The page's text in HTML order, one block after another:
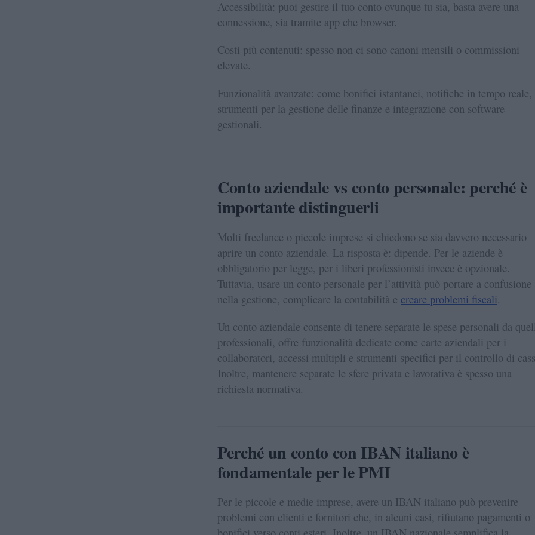
Accessibilità: puoi gestire il tuo conto ovunque tu sia, basta avere una
connessione, sia tramite app che browser.
Costi più contenuti: spesso non ci sono canoni mensili o commissioni
elevate.
Funzionalità avanzate: come bonifici istantanei, notifiche in tempo reale,
strumenti per la gestione delle finanze e integrazione con software
gestionali.
Conto aziendale vs conto personale: perché è
importante distinguerli
Molti freelance o piccole imprese si chiedono se sia davvero necessario
aprire un conto aziendale. La risposta è: dipende. Per le aziende è
obbligatorio per legge, per i liberi professionisti invece è opzionale.
Tuttavia, usare un conto personale per l’attività può portare a confusione
nella gestione, complicare la contabilità e creare problemi fiscali.
Un conto aziendale consente di tenere separate le spese personali da
professionali, offre funzionalità dedicate come carte aziendali per i
collaboratori, accessi multipli e strumenti specifici per il controllo di
Inoltre, mantenere separate le sfere privata e lavorativa è spesso una
richiesta normativa.
Perché un conto con IBAN italiano è
fondamentale per le PMI
Per le piccole e medie imprese, avere un IBAN italiano può prevenire
problemi con clienti e fornitori che, in alcuni casi, rifiutano pagamenti o